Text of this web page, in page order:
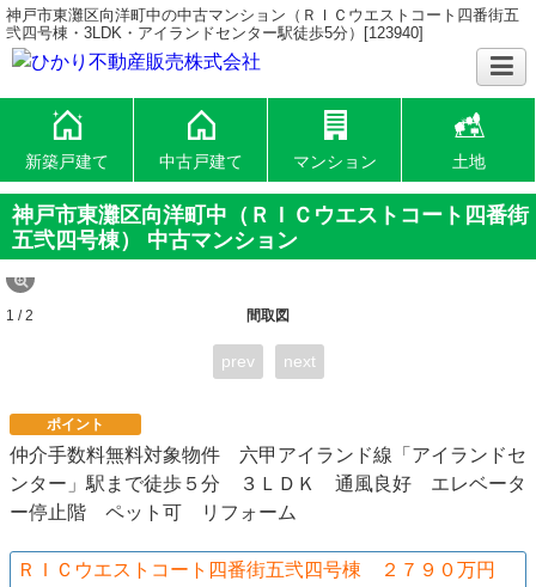
神戸市東灘区向洋町中の中古マンション（ＲＩＣウエストコート四番街五
弐四号棟・3LDK・アイランドセンター駅徒歩5分）[123940]
新築戸建て 中古戸建て マンション 土地
神戸市東灘区向洋町中（ＲＩＣウエストコート四番街
五弐四号棟） 中古マンション
間取図
1 / 2
prev next
ポイント
仲介手数料無料対象物件 六甲アイランド線「アイランドセ
ンター」駅まで徒歩５分 ３ＬＤＫ 通風良好 エレベータ
ー停止階 ペット可 リフォーム
ＲＩＣウエストコート四番街五弐四号棟 ２７９０万円